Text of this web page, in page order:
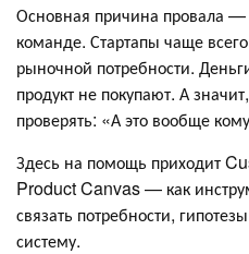
Основная причина провала
команде. Стартапы чаще
рыночной потребности.
продукт не покупают. А
проверять: «А это вообще
Здесь на помощь приходит
Product Canvas — как
связать потребности,
систему.